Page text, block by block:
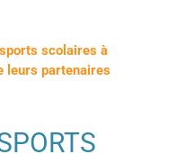
scolaires à
leurs partenaires